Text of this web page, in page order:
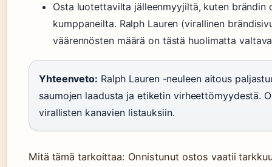
Osta luotettavilta jälleenmyyjiltä, kuten
kumppaneilta. Ralph Lauren (virallinen
väärennösten määrä on tästä huolimatta
Yhteenveto: Ralph Lauren -neuleen aitous
saumojen laadusta ja etiketin virheettömyydestä.
virallisten kanavien listauksiin.
Mitä tämä tarkoittaa: Onnistunut ostos vaatii